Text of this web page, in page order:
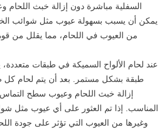
السفلية مباشرة دون إزالة خبث اللحام
يمكن أن يسبب بسهولة عيوب مثل شوائب
من العيوب في اللحام، مما يقلل من
طبقة بشكل مستمر. بعد أن يتم لحام كل
إزالة خبث اللحام وعيوب سطح
المناسب. إذا تم العثور على أي عيوب مثل
وغيرها من العيوب التي تؤثر على جودة